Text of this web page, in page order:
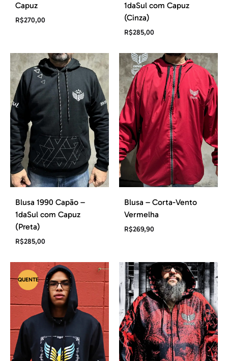
Capuz
R$270,00
1daSul com Capuz
(Cinza)
R$285,00
Blusa 1990 Capão –
1daSul com Capuz
(Preta)
R$285,00
Blusa – Corta-Vento
Vermelha
R$269,90
QUENTE